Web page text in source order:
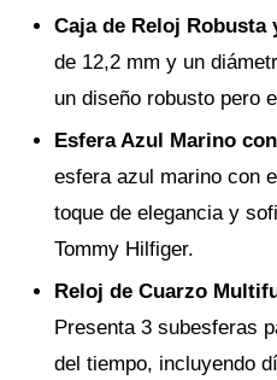
Caja de Reloj Robusta
de 12,2 mm y un
un diseño robusto pero
Esfera Azul Marino
esfera azul marino con
toque de elegancia y
Tommy Hilfiger.
Reloj de Cuarzo
Presenta 3 subesferas
del tiempo, incluyendo